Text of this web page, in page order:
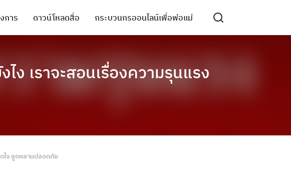
การ ดาวน์โหลดสื่อ กระบวนกรออนไลน์เพื่อพ่อแม่
ง เราจะสอนเรื่องความรุนแรง
ใจ ลูกหลานปลอดภัย